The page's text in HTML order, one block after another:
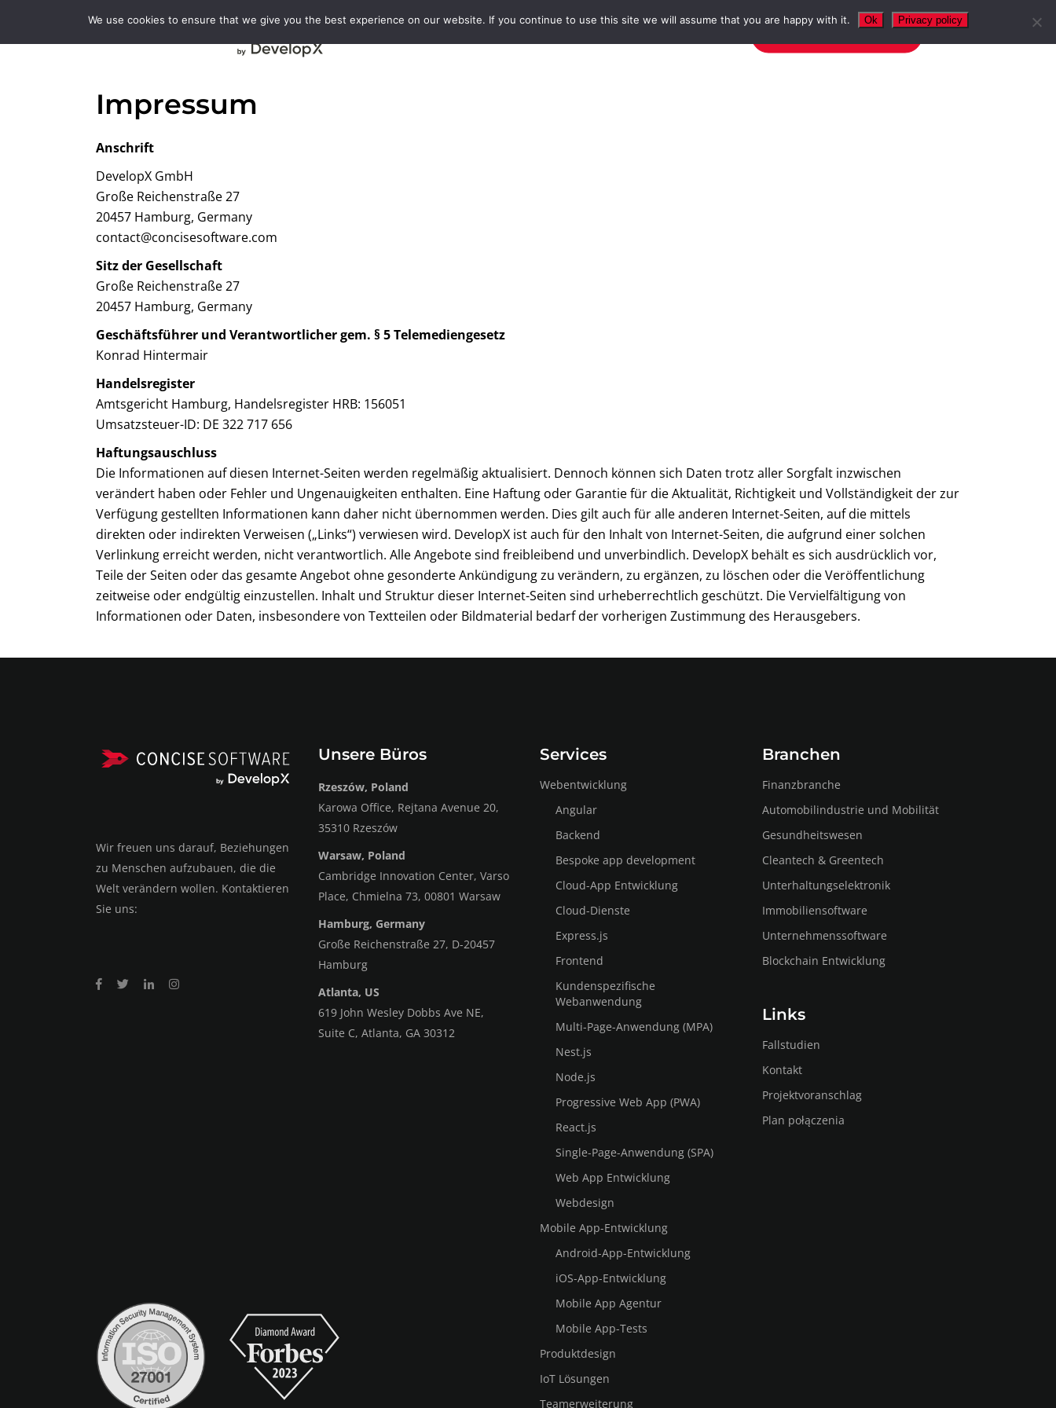
Impressum
Anschrift
DevelopX GmbH
Große Reichenstraße 27
20457 Hamburg, Germany
contact@concisesoftware.com
Sitz der Gesellschaft
Große Reichenstraße 27
20457 Hamburg, Germany
Geschäftsführer und Verantwortlicher gem. § 5 Telemediengesetz
Konrad Hintermair
Handelsregister
Amtsgericht Hamburg, Handelsregister HRB: 156051
Umsatzsteuer-ID: DE 322 717 656
Haftungsauschluss
Die Informationen auf diesen Internet-Seiten werden regelmäßig aktualisiert. Dennoch können sich Daten trotz aller Sorgfalt inzwischen
verändert haben oder Fehler und Ungenauigkeiten enthalten. Eine Haftung oder Garantie für die Aktualität, Richtigkeit und Vollständigkeit der zur
Verfügung gestellten Informationen kann daher nicht übernommen werden. Dies gilt auch für alle anderen Internet-Seiten, auf die mittels
direkten oder indirekten Verweisen („Links“) verwiesen wird. DevelopX ist auch für den Inhalt von Internet-Seiten, die aufgrund einer solchen
Verlinkung erreicht werden, nicht verantwortlich. Alle Angebote sind freibleibend und unverbindlich. DevelopX behält es sich ausdrücklich vor,
Teile der Seiten oder das gesamte Angebot ohne gesonderte Ankündigung zu verändern, zu ergänzen, zu löschen oder die Veröffentlichung
zeitweise oder endgültig einzustellen. Inhalt und Struktur dieser Internet-Seiten sind urheberrechtlich geschützt. Die Vervielfältigung von
Informationen oder Daten, insbesondere von Textteilen oder Bildmaterial bedarf der vorherigen Zustimmung des Herausgebers.
Wir freuen uns darauf, Beziehungen
zu Menschen aufzubauen, die die
Welt verändern wollen. Kontaktieren
Sie uns:
Unsere Büros
Rzeszów, Poland
Karowa Office, Rejtana Avenue 20,
35310 Rzeszów
Warsaw, Poland
Cambridge Innovation Center, Varso
Place, Chmielna 73, 00801 Warsaw
Hamburg, Germany
Große Reichenstraße 27, D-20457
Hamburg
Atlanta, US
619 John Wesley Dobbs Ave NE,
Suite C, Atlanta, GA 30312
Services
Webentwicklung
Angular
Backend
Bespoke app development
Cloud-App Entwicklung
Cloud-Dienste
Express.js
Frontend
Kundenspezifische
Webanwendung
Multi-Page-Anwendung (MPA)
Nest.js
Node.js
Progressive Web App (PWA)
React.js
Single-Page-Anwendung (SPA)
Web App Entwicklung
Webdesign
Mobile App-Entwicklung
Android-App-Entwicklung
iOS-App-Entwicklung
Mobile App Agentur
Mobile App-Tests
Produktdesign
IoT Lösungen
Teamerweiterung
Branchen
Finanzbranche
Automobilindustrie und Mobilität
Gesundheitswesen
Cleantech & Greentech
Unterhaltungselektronik
Immobiliensoftware
Unternehmenssoftware
Blockchain Entwicklung
Links
Fallstudien
Kontakt
Projektvoranschlag
Plan połączenia
We use cookies to ensure that we give you the best experience on our website. If you continue to use this site we will assume that you are happy with it. Ok Privacy policy